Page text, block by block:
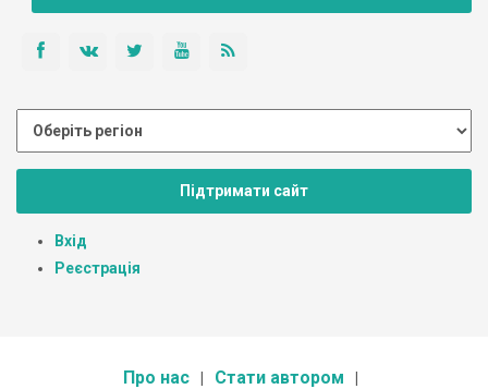
Підтримати сайт
Вхід
Реєстрація
Про нас Стати автором